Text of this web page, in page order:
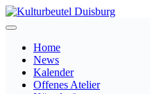
Home
News
Kalender
Offenes Atelier